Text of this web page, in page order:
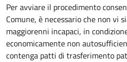
Per avviare il procedimento
Comune, è necessario che non vi
maggiorenni incapaci, in
economicamente non
contenga patti di trasferimento